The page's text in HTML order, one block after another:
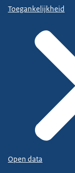
Toegankelijkheid
Open data